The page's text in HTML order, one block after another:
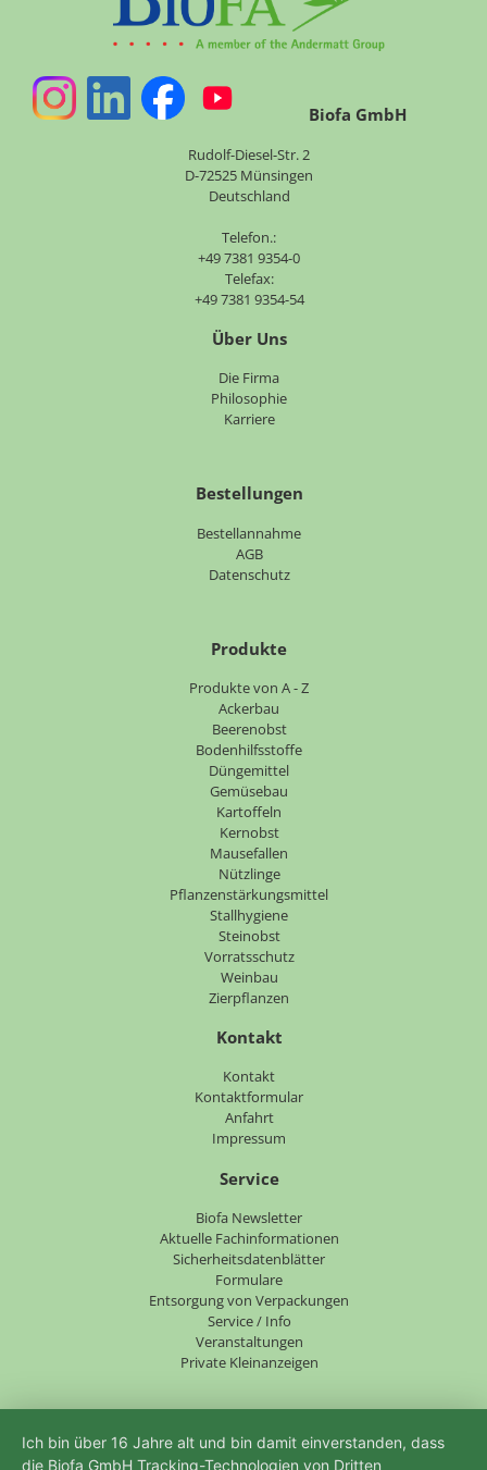
Biofa GmbH
Rudolf-Diesel-Str. 2
D-72525 Münsingen
Deutschland
Telefon.:
+49 7381 9354-0
Telefax:
+49 7381 9354-54
Über Uns
Die Firma
Philosophie
Karriere
Bestellungen
Bestellannahme
AGB
Datenschutz
Produkte
Produkte von A - Z
Ackerbau
Beerenobst
Bodenhilfsstoffe
Düngemittel
Gemüsebau
Kartoffeln
Kernobst
Mausefallen
Nützlinge
Pflanzenstärkungsmittel
Stallhygiene
Steinobst
Vorratsschutz
Weinbau
Zierpflanzen
Kontakt
Kontakt
Kontaktformular
Anfahrt
Impressum
Service
Biofa Newsletter
Aktuelle Fachinformationen
Sicherheitsdatenblätter
Formulare
Entsorgung von Verpackungen
Service / Info
Veranstaltungen
Private Kleinanzeigen
Ich bin über 16 Jahre alt und bin damit einverstanden, dass
die Biofa GmbH Tracking-Technologien von Dritten